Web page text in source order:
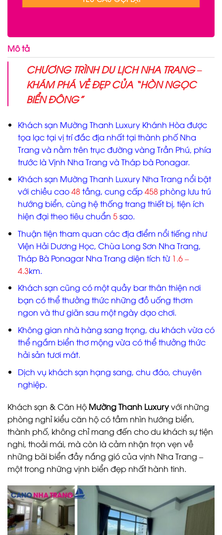
Mô tả
CHƯƠNG TRÌNH DU LỊCH NHA TRANG–
KHÁM PHÁ VẺ ĐẸP CỦA “HÒN NGỌC
BIỂN ĐÔNG”
Khách sạn Mường Thanh Luxury Khánh Hòa được
tọa lạc tại vị trí đắc địa nhất tại thành phố Nha
Trang và nằm trên trục đường vàng Trần Phú, phía
trước là Vịnh Nha Trang và Tháp bà Ponagar.
Khách sạn Mường Thanh Luxury Nha Trang nổi bật
với chiều cao48tầng, cung cấp458phòng lưu trú
hướng biển, cùng hệ thống trang thiết bị, tiện ích
hiện đại theo tiêu chuẩn 5sao.
Thuận tiện tham quan các địa điểm nổi tiếng như
Viện Hải Dương Học, Chùa Long Sơn Nha Trang,
Tháp Bà Ponagar Nha Trang diện tích từ 1.6 –
4.3km.
Khách sạn cũng có một quầy bar thân thiện nơi
bạn có thể thưởng thức những đồ uống thơm
ngon và thư giãn sau một ngày dạo chơi.
Không gian nhà hàng sang trọng, du khách vừa có
thể ngắm biển thơ mộng vừa có thể thưởng thức
hải sản tươi mát.
Dịch vụ khách sạn hạng sang, chu đáo, chuyên
nghiệp.
Khách sạn & Căn Hộ Mường Thanh Luxuryvới những
phòng nghỉ kiểu căn hộ có tầm nhìn hướng biển,
thành phố, không chỉ mang đến cho du khách sự tiện
nghi, thoải mái, mà còn là cảm nhận trọn vẹn về
những bãi biển đầy nắng gió của vịnh Nha Trang –
một trong những vịnh biển đẹp nhất hành tinh.